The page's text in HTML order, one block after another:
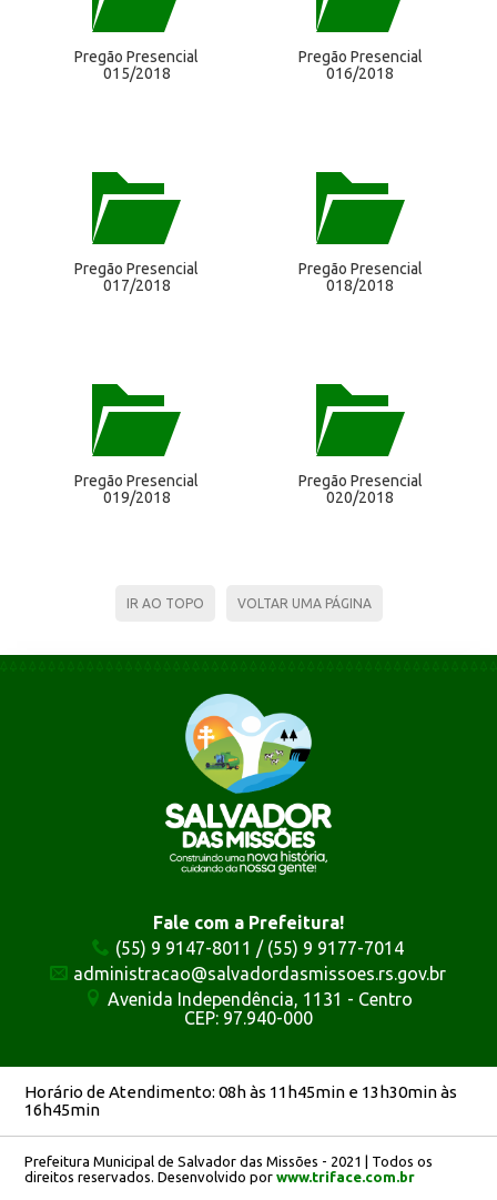
Pregão Presencial
015/2018
Pregão Presencial
016/2018
Pregão Presencial
017/2018
Pregão Presencial
018/2018
Pregão Presencial
019/2018
Pregão Presencial
020/2018
IR AO TOPO VOLTAR UMA PÁGINA
Fale com a Prefeitura!
(55) 9 9147-8011 / (55) 9 9177-7014
administracao@salvadordasmissoes.rs.gov.br
Avenida Independência, 1131 - Centro
CEP: 97.940-000
Horário de Atendimento: 08h às 11h45min e 13h30min às
16h45min
Prefeitura Municipal de Salvador das Missões - 2021 | Todos os
direitos reservados. Desenvolvido porwww.triface.com.br